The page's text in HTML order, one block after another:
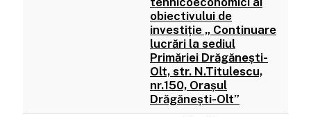
obiectivului de
investiție „ Continuare
lucrări la sediul
Primăriei Drăgănești-
Olt, str. N.Titulescu,
nr.150, Orașul
Drăgănești-Olt”